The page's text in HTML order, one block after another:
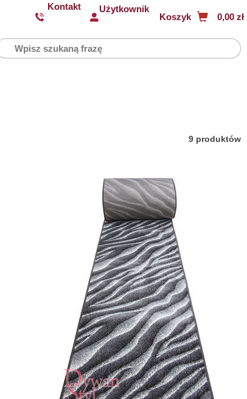
Kontakt Użytkownik
Koszyk 0,00 zł
9 produktów